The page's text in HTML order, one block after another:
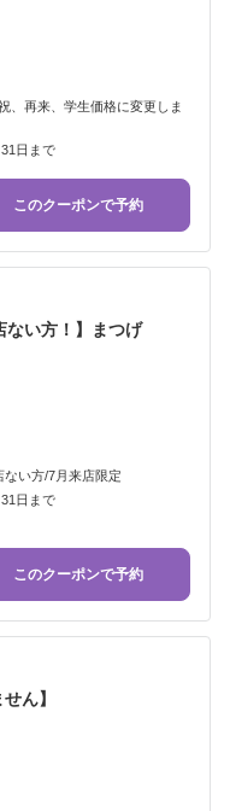
、再来、学生価格に変更しま
日まで
このクーポンで予約
ない方！】まつげ
ない方/7月来店限定
日まで
このクーポンで予約
ん】